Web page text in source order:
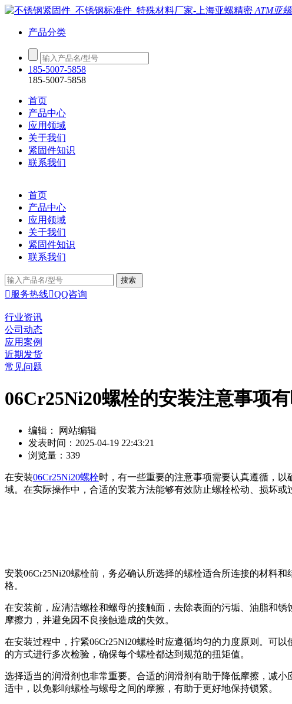
ATM亚
产品分类
185-5007-5858
185-5007-5858
首页
产品中心
应用领域
关于我们
紧固件知识
联系我们
首页
产品中心
应用领域
关于我们
紧固件知识
联系我们
 服务热线QQ咨询
行业资讯
公司动态
应用案例
近期发货
常见问题
06Cr25Ni20螺栓的安装注意事项
编辑： 网站编辑
发表时间：2025-04-19 22:43:21
浏览量：339
在安装06Cr25Ni20螺栓时，有一些重要的注意事项需要认真遵循，
域。在实际操作中，合适的安装方法能够有效防止螺栓松动、损坏或
安装06Cr25Ni20螺栓前，务必确认所选择的螺栓适合所连接的材料
格。
在安装前，应清洁螺栓和螺母的接触面，去除表面的污垢、油脂和
摩擦力，并避免因不良接触造成的失效。
在安装过程中，拧紧06Cr25Ni20螺栓时应遵循均匀的力度原则。可
的方式进行多次检验，确保每个螺栓都达到规范的扭矩值。
选择适当的润滑剂也非常重要。合适的润滑剂有助于降低摩擦，减
适中，以免影响螺栓与螺母之间的摩擦，有助于更好地保持锁紧。